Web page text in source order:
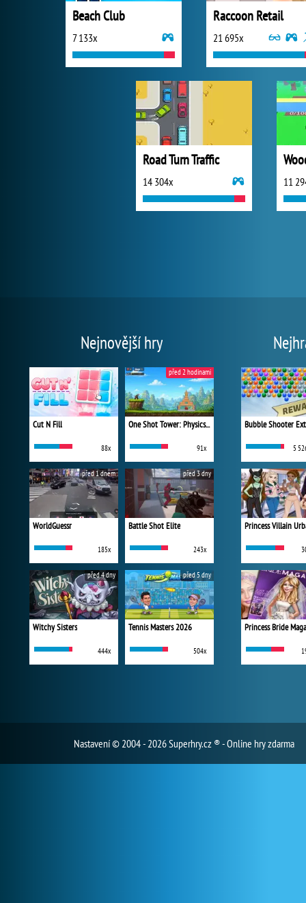
Beach Club
7 133x
Raccoon Retail
21 695x
Road Turn Traffic
14 304x 11
Nejnovější hry
Cut N Fill
88x
One Shot Tower: Physics Destroyer
91x
před 2 hodinami
WorldGuessr
185x
před 1 dnem
Battle Shot Elite
243x
před 3 dny
Witchy Sisters
444x
před 4 dny
Tennis Masters 2026
504x
před 5 dny
Bubble Shooter
5
Princess Bride
Nastavení© 2004 - 2026 Superhry.cz ® - Online hry zdarma